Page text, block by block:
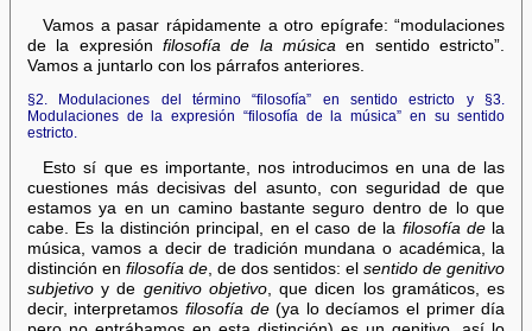
Vamos a pasar rápidamente a otro epígrafe: “modulaciones
de la expresión filosofía de la música en sentido estricto”.
Vamos a juntarlo con los párrafos anteriores.
§2. Modulaciones del término “filosofía” en sentido estricto y §3.
Modulaciones de la expresión “filosofía de la música” en su sentido
estricto.
Esto sí que es importante, nos introducimos en una de las
cuestiones más decisivas del asunto, con seguridad de que
estamos ya en un camino bastante seguro dentro de lo que
cabe. Es la distinción principal, en el caso de la filosofía dela
música, vamos a decir de tradición mundana o académica, la
distinción en filosofía de, de dos sentidos: elsentido de genitivo
subjetivoy de genitivo objetivo, que dicen los gramáticos, es
decir, interpretamos filosofía de(ya lo decíamos el primer día